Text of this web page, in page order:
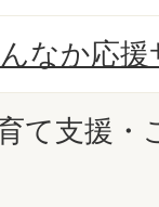
なか応
て支援